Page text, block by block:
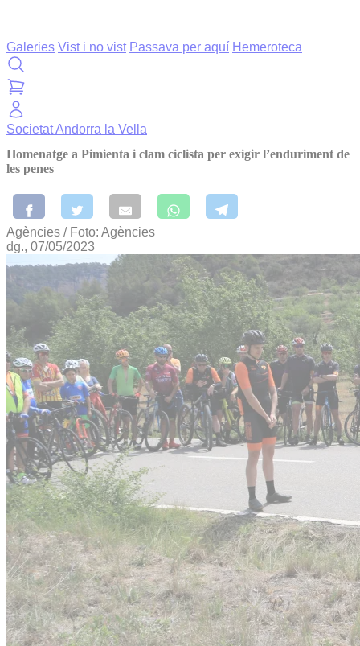
Galeries Vist i no vist Passava per aquí Hemeroteca
SocietatAndorra la Vella
Homenatge a Pimienta i clam ciclista per exigir l’enduriment de
les penes
Agències / Foto: Agències
dg., 07/05/2023